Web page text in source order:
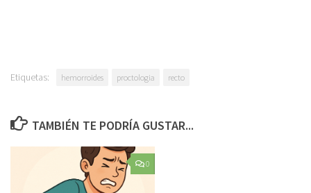
Etiquetas: hemorroides proctologia recto
TAMBIÉN TE PODRÍA GUSTAR...
0